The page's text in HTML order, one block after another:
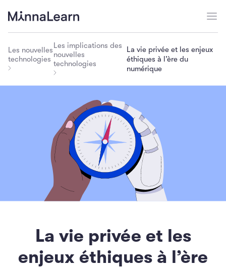
Les nouvelles
technologies
Les implications des
nouvelles
technologies
La vie privée et les enjeux
éthiques à l’ère du
numérique
La vie privée et les
enjeux éthiques à l’ère